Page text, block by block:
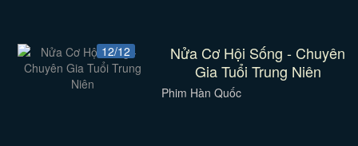
12/12
Nửa Cơ Hội Sống - Chuyên
Gia Tuổi Trung Niên
Phim Hàn Quốc